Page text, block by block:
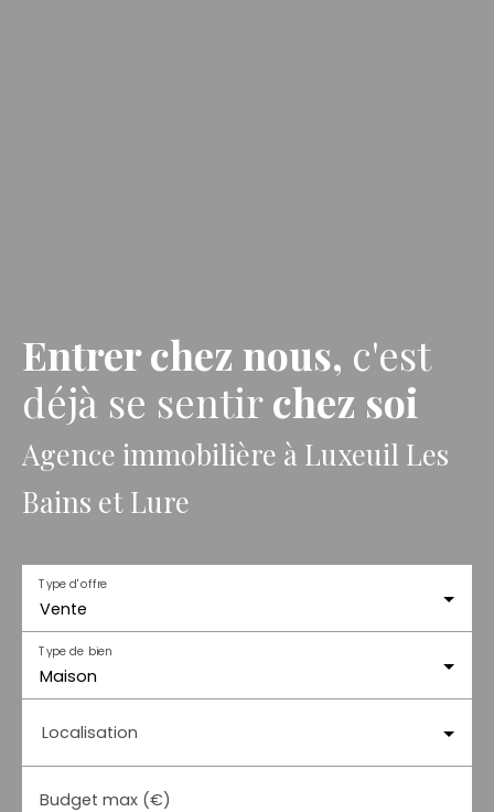
Entrer chez nous, c'est
déjà se sentirchez soi
Agence immobilière à Luxeuil Les
Bains et Lure
Vente
Type d'offre
Maison
Type de bien
Localisation
Budget max (€)